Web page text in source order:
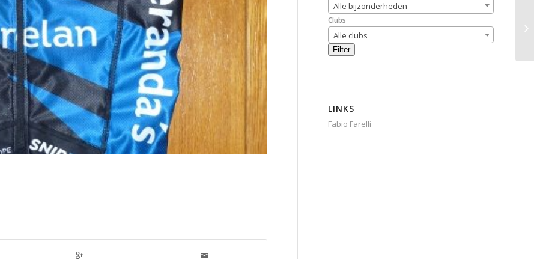
Alle bijzonderheden
Clubs
Alle clubs
Filter
LINKS
Fabio Farelli